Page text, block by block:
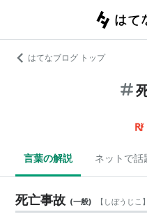
はてなブログ トップ
言葉の解説 ネットで話
死亡事故 (一般) 【 しぼうじこ 】